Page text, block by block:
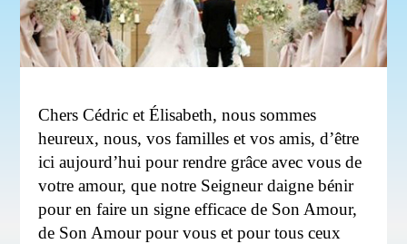
Chers Cédric et Élisabeth, nous sommes
heureux, nous, vos familles et vos amis, d’être
ici aujourd’hui pour rendre grâce avec vous de
votre amour, que notre Seigneur daigne bénir
pour en faire un signe efficace de Son Amour,
de Son Amour pour vous et pour tous ceux